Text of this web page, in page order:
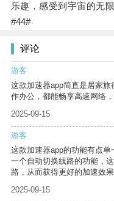
乐趣，感受到宇宙的无限
#44#
评论
游客
这款加速器app简直是居家
作办公，都能畅享高速网络
2025-09-15
游客
这款加速器app的功能有点
一个自动切换线路的功能，
路，从而获得更好的加速效果
2025-09-15